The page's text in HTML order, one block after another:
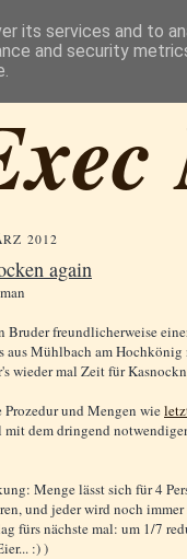
2012
again
Bruder freundlicherweise
aus Mühlbach am
wieder mal Zeit für
Prozedur und Mengen wie
mit dem dringend
Menge lässt sich für 4
und jeder wird noch immer
fürs nächste mal: um 1/7
:) )
its services and to
and security